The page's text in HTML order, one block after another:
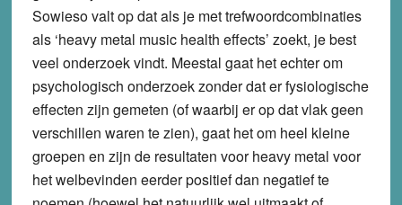
Sowieso valt op dat als je met trefwoordcombinaties
als ‘heavy metal music health effects’ zoekt, je best
veel onderzoek vindt. Meestal gaat het echter om
psychologisch onderzoek zonder dat er fysiologische
effecten zijn gemeten (of waarbij er op dat vlak geen
verschillen waren te zien), gaat het om heel kleine
groepen en zijn de resultaten voor heavy metal voor
het welbevinden eerder positief dan negatief te